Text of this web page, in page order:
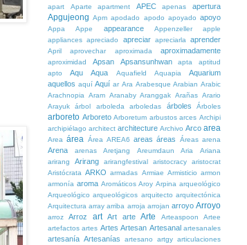
apart
Aparte apartment APEC apenas apertura
Apgujeong Apm apodado apodo apoyado apoyo
Appa Appe appearance Appenzeller
apple
appliances apreciado apreciar apreciarla aprender
April aprovechar aproximada aproximadamente
aproximidad Apsan Apsansunhwan apta
aptitud
apto
Aqu Aqua Aquafield Aquapia
Aquarium
aquellos aquí Aquí ar Ara Arabesque Arabian Arabic
Arachnopia
Aram Aranaby Aranggak Arañas Arario
Arayuk
árbol arboleda arboledas árboles Árboles
arboreto Arboreto Arboretum arbustos arces Archipi
archipiélago architect architecture Archivo Arco area
Area área Área AREA6 areas áreas Áreas arena
Arena arenas Aretjang Areumdaun Aria
Ariana
arirang
Arirang arirangfestival aristocracy
aristocrat
Aristócrata ARKO armadas Armiae Armisticio armon
armonía aroma Aromáticos Aroy Arpina arqueológico
Arqueológico arqueológicos arquitecto arquitectónica
Arquitectura array arriba arroja arrojan arroyo Arroyo
arroz Arroz art Art arte Arte Arteaspoon
Artee
artefactos artes Artes Artesan Artesanal artesanales
artesanía Artesanías artesano artgy articulaciones